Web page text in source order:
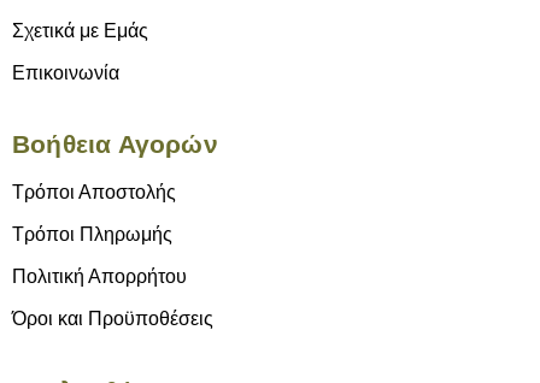
Σχετικά με Εμάς
Επικοινωνία
Βοήθεια Αγορών
Τρόποι Αποστολής
Τρόποι Πληρωμής
Πολιτική Απορρήτου
Όροι και Προϋποθέσεις